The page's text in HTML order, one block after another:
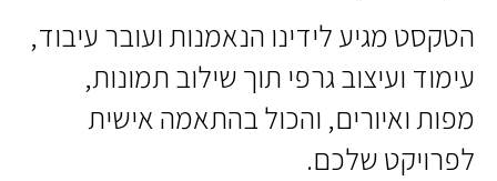
הטקסט מגיע לידינו הנאמנות ועובר עיבוד,
עימוד ועיצוב גרפי תוך שילוב תמונות,
מפות ואיורים, והכול בהתאמה אישית
לפרויקט שלכם.